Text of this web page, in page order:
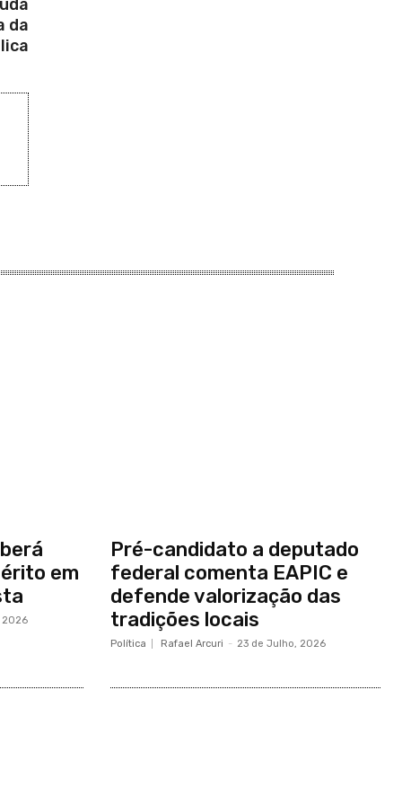
da
em
2026
Pré-candidato a deputado
federal comenta EAPIC e
defende valorização das
tradições locais
Política Rafael Arcuri - 23 de Julho, 2026